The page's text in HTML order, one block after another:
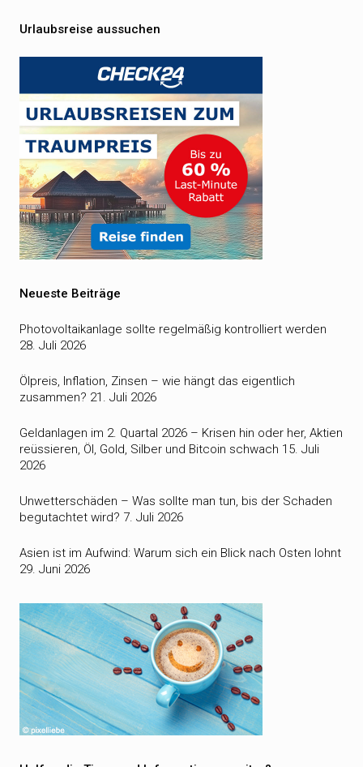
Urlaubsreise aussuchen
Neueste Beiträge
Photovoltaikanlage sollte regelmäßig kontrolliert werden
28. Juli 2026
Ölpreis, Inflation, Zinsen – wie hängt das eigentlich
zusammen? 21. Juli 2026
Geldanlagen im 2. Quartal 2026 – Krisen hin oder her, Aktien
reüssieren, Öl, Gold, Silber und Bitcoin schwach 15. Juli
2026
Unwetterschäden – Was sollte man tun, bis der Schaden
begutachtet wird? 7. Juli 2026
Asien ist im Aufwind: Warum sich ein Blick nach Osten lohnt
29. Juni 2026